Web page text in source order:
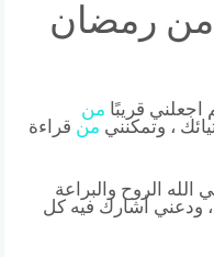
من رمضان
اجعلني قريبًا من
، وتمكنني من قراءة
الله الروح والبراعة
، ودعني أشارك فيه كل